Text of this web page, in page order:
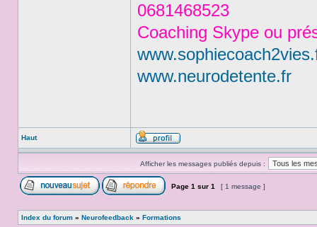
0681468523
Coaching Skype ou
www.neurodetente.fr
Haut
Afficher les messages publiés depuis :
Page 1 sur 1 [ 1 message ]
Index du forum » Neurofeedback » Formations